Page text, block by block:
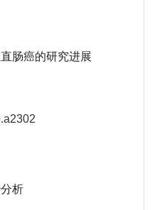
肠癌的研究进展
析